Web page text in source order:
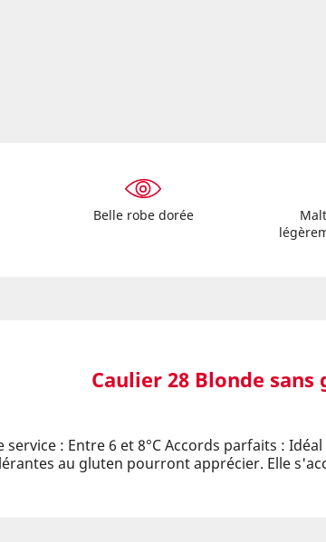
Belle robe dorée
Caulier 28 Blonde
: Entre 6 et 8°C Accords parfaits :
au gluten pourront apprécier. Elle